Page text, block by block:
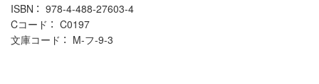
ISBN
978-4-488-27603-4
Cコード
C0197
文庫コード
M-フ-9-3